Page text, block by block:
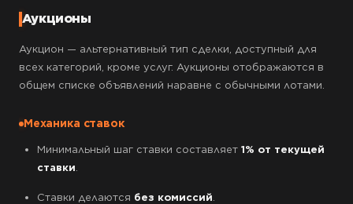
Аукционы
Аукцион — альтернативный тип сделки, доступный для
всех категорий, кроме услуг. Аукционы отображаются в
общем списке объявлений наравне с обычными лотами.
Механика ставок
Минимальный шаг ставки составляет 1% от текущей
ставки
Ставки делаются без комиссий